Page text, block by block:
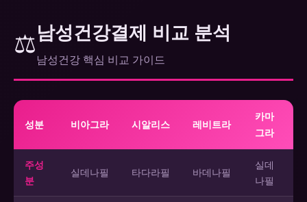
⚖️남성건강결제 비교 분석
남성건강 핵심 비교 가이드
성분 비아그라 시알리스 레비트라
카마
그라
주성
분
실데나필 타다라필 바데나필
실데
나필